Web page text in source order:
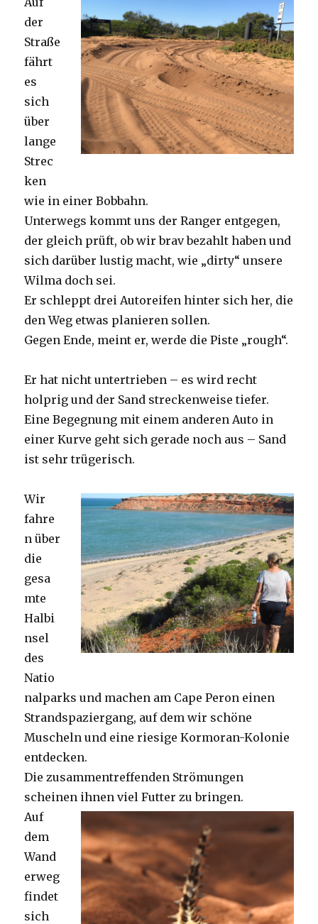
der
Straße
fährt
es
sich
über
lange
Strec
ken
wie in einer Bobbahn.
Unterwegs kommt uns der Ranger entgegen,
der gleich prüft, ob wir brav bezahlt haben und
sich darüber lustig macht, wie „dirty“ unsere
Wilma doch sei.
Er schleppt drei Autoreifen hinter sich her, die
den Weg etwas planieren sollen.
Gegen Ende, meint er, werde die Piste „rough“.
Er hat nicht untertrieben – es wird recht
holprig und der Sand streckenweise tiefer.
Eine Begegnung mit einem anderen Auto in
einer Kurve geht sich gerade noch aus – Sand
ist sehr trügerisch.
Wir
fahre
n über
die
gesa
mte
Halbi
nsel
des
Natio
nalparks und machen am Cape Peron einen
Strandspaziergang, auf dem wir schöne
Muscheln und eine riesige Kormoran-Kolonie
entdecken.
Die zusammentreffenden Strömungen
scheinen ihnen viel Futter zu bringen.
Auf
dem
Wand
erweg
findet
sich